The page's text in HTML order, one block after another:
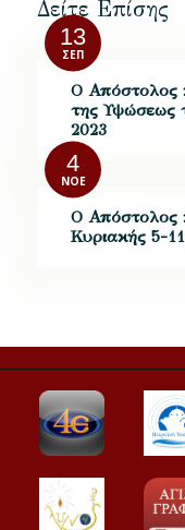
Δείτε Επίσης
13
ΣΕΠ
Ο Απόστολος
της Υψώσεως
2023
4
ΝΟΈ
Ο Απόστολος
Κυριακής 5-